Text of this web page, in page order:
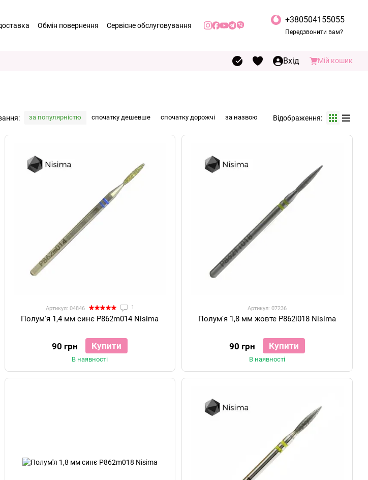
Обмін повернення
Сервісне обслуговування
+380504155055
Передзвонити вам?
Вхід Мій кошик
за популярністю спочатку дешевше спочатку дорожчі за назвою Відображення:
Артикул: 04846 1
Полум'я 1,4 мм синє P862m014 Nisima
90 грн Купити
В наявності
Артикул: 07236
Полум'я 1,8 мм жовте P862i018 Nisima
90 грн Купити
В наявності